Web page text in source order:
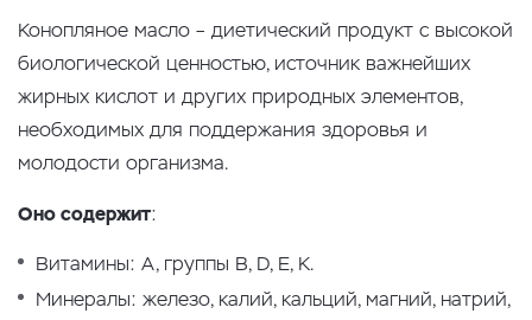
Конопляное масло – диетический продукт с высокой
биологической ценностью, источник важнейших
жирных кислот и других природных элементов,
необходимых для поддержания здоровья и
молодости организма.
Оно содержит:
Витамины: А, группы В, D, Е, К.
Минералы: железо, калий, кальций, магний, натрий,